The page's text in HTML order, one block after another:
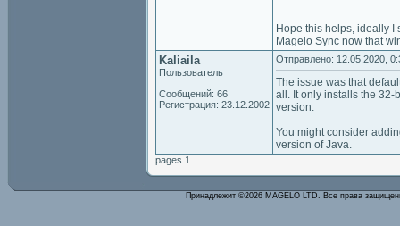
Hope this helps, ideally I
Magelo Sync now that
Kaliaila
Пользователь
Сообщений: 66
Регистрация: 23.12.2002
Отправлено: 12.05.2020,
The issue was that
all. It only installs the 32-
version.
You might consider
version of Java.
pages 1
Принадлежит ©2026 MAGELO LTD. Все права